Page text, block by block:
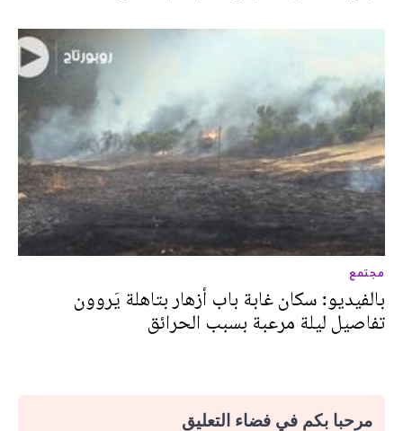
مجتمع
بالفيديو: سكان غابة باب أزهار بتاهلة يَروون
تفاصيل ليلة مرعبة بسبب الحرائق
مرحبا بكم في فضاء التعليق